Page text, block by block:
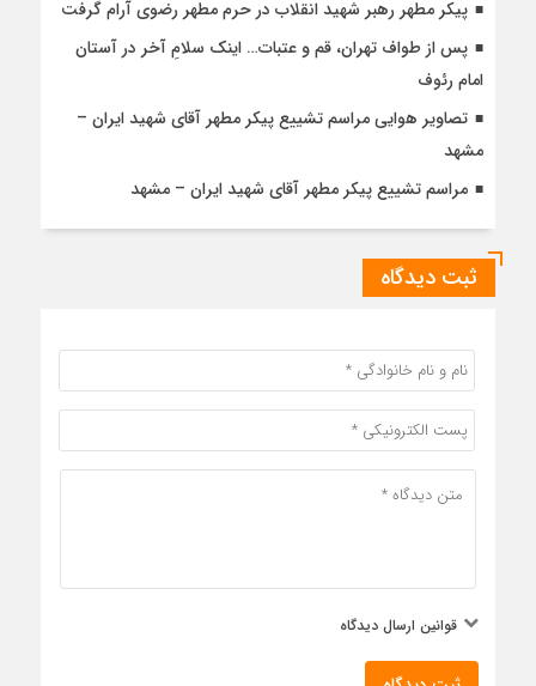
پیکر مطهر رهبر شهید انقلاب در حرم مطهر رضوی آرام گرفت
پس از طواف تهران، قم و عتبات… اینک سلامِ آخر در آستان
امام رئوف
تصاویر هوایی مراسم تشییع پیکر مطهر آقای شهید ایران –
مشهد
مراسم تشییع پیکر مطهر آقای شهید ایران – مشهد
ثبت دیدگاه
قوانین ارسال دیدگاه